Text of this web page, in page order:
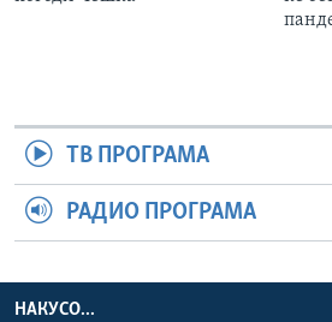
ТВ ПРОГРАМА
РАДИО ПРОГРАМА
НАКУСО...